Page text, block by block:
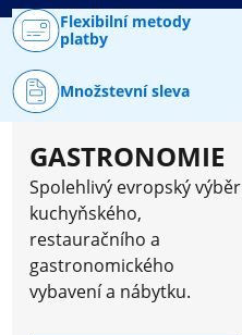
Flexibilní metody
platby
Množstevní sleva
GASTRONOMIE
Spolehlivý evropský výběr
kuchyňského,
restauračního a
gastronomického
vybavení a nábytku.